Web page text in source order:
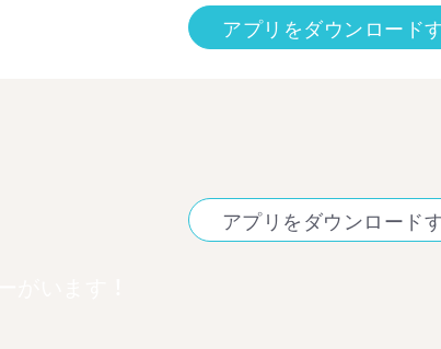
アプリをダウンロード
アプリをダウンロード